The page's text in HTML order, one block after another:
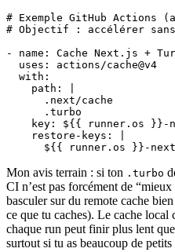
# Exemple GitHub Actions
# Objectif : accélérer
- name: Cache Next.js +
  uses: actions/cache@v4
  with:
    path: |
      .next/cache
      .turbo
key: ${{ runner.os
    restore-keys: |
Mon avis terrain : si ton .turbo
CI n’est pas forcément de
basculer sur du remote cache
ce que tu caches). Le cache local
chaque run peut finir plus lent
surtout si tu as beaucoup de